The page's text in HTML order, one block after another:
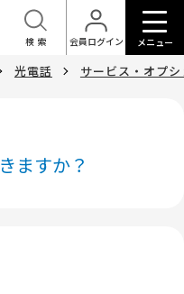
会員ログイン
検索 メニュー
光電話 サービス・オプ
ますか？